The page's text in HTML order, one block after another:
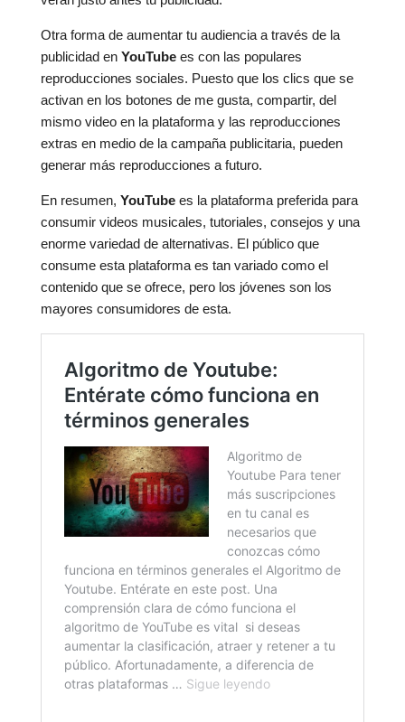
Otra forma de aumentar tu audiencia a través de la
publicidad en YouTubees con las populares
reproducciones sociales. Puesto que los clics que se
activan en los botones de me gusta, compartir, del
mismo video en la plataforma y las reproducciones
extras en medio de la campaña publicitaria, pueden
generar más reproducciones a futuro.
En resumen, YouTubees la plataforma preferida para
consumir videos musicales, tutoriales, consejos y una
enorme variedad de alternativas. El público que
consume esta plataforma es tan variado como el
contenido que se ofrece, pero los jóvenes son los
mayores consumidores de esta.